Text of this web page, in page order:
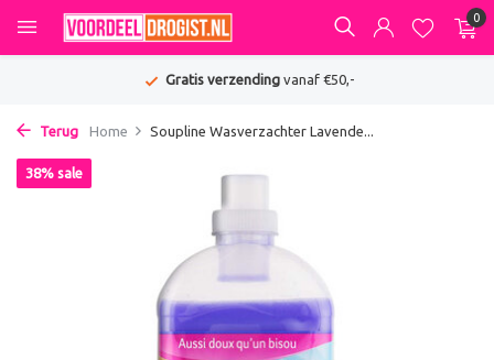
0
Gratis verzendingvanaf €50,-
Terug Home Soupline Wasverzachter Lavende...
38% sale